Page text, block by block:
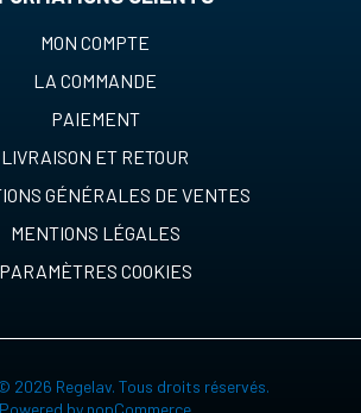
MON COMPTE
LA COMMANDE
PAIEMENT
LIVRAISON ET RETOUR
GÉNÉRALES DE VENTES
MENTIONS LÉGALES
PARAMÈTRES COOKIES
2026 Regelav. Tous droits réservés.